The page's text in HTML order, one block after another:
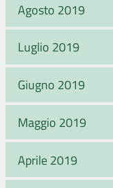
Agosto 2019
Luglio 2019
Giugno 2019
Maggio 2019
Aprile 2019